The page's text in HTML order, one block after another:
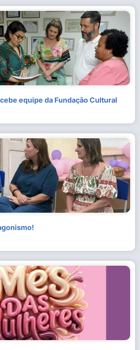
equipe da Fundação Cultural